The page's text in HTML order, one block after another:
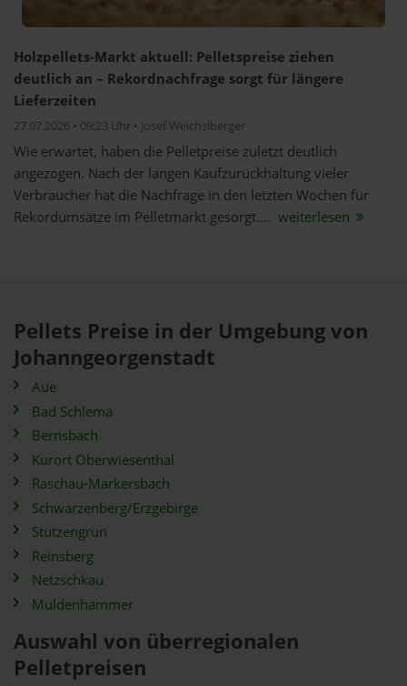
Holzpellets-Markt aktuell: Pelletspreise ziehen
deutlich an – Rekordnachfrage sorgt für längere
Lieferzeiten
27.07.2026 • 09:23 Uhr • Josef Weichslberger
Wie erwartet, haben die Pelletpreise zuletzt deutlich
angezogen. Nach der langen Kaufzurückhaltung vieler
Verbraucher hat die Nachfrage in den letzten Wochen für
Rekordumsätze im Pelletmarkt gesorgt.... weiterlesen
Pellets Preise in der Umgebung von
Johanngeorgenstadt
Aue
Bad Schlema
Bernsbach
Kurort Oberwiesenthal
Raschau-Markersbach
Schwarzenberg/Erzgebirge
Stützengrün
Reinsberg
Netzschkau
Muldenhammer
Auswahl von überregionalen
Pelletpreisen